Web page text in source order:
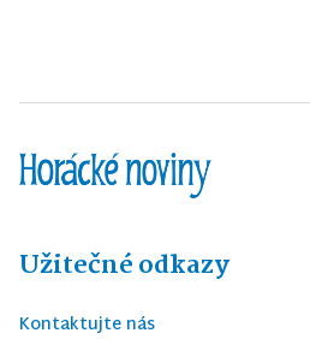
Užitečné odkazy
Kontaktujte nás